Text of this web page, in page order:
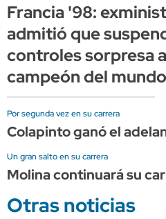
Francia '98:
admitió que
controles sorpresa
campeón del mundo
Por segunda vez en su carrera
Colapinto ganó el
Un gran salto en su carrera
Molina continuará su
Otras noticias